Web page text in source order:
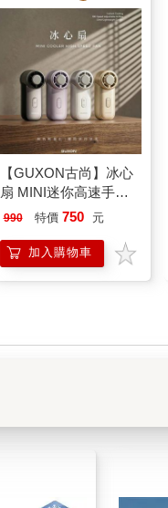
【GUXON古尚】冰心
扇 MINI迷你高速手持
風扇
990 特價 750 元
加入購物車